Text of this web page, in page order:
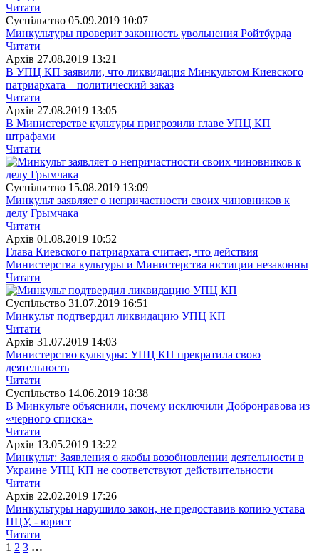
Читати
Суспiльство 05.09.2019 10:07
Минкультуры проверит законность увольнения Ройтбурда
Читати
Архiв 27.08.2019 13:21
В УПЦ КП заявили, что ликвидация Минкультом Киевского
патриархата – политический заказ
Читати
Архiв 27.08.2019 13:05
В Министерстве культуры пригрозили главе УПЦ КП
штрафами
Читати
Суспiльство 15.08.2019 13:09
Минкульт заявляет о непричастности своих чиновников к
делу Грымчака
Читати
Архiв 01.08.2019 10:52
Глава Киевского патриархата считает, что действия
Министерства культуры и Министерства юстиции незаконны
Читати
Суспiльство 31.07.2019 16:51
Минкульт подтвердил ликвидацию УПЦ КП
Читати
Архiв 31.07.2019 14:03
Министерство культуры: УПЦ КП прекратила свою
деятельность
Читати
Суспiльство 14.06.2019 18:38
В Минкульте объяснили, почему исключили Добронравова из
«черного списка»
Читати
Архiв 13.05.2019 13:22
Минкульт: Заявления о якобы возобновлении деятельности в
Украине УПЦ КП не соответствуют действительности
Читати
Архiв 22.02.2019 17:26
Минкультуры нарушило закон, не предоставив копию устава
ПЦУ, - юрист
Читати
1 2 3 …